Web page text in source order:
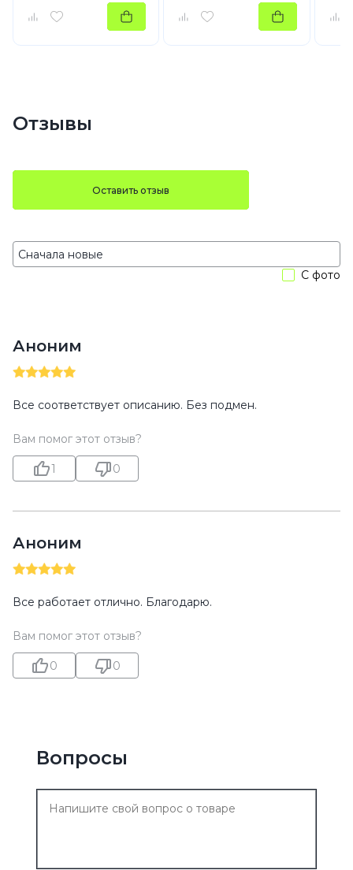
Отзывы
Оставить отзыв
С фото
Аноним
Все соответствует описанию. Без подмен.
Вам помог этот отзыв?
1 0
Аноним
Все работает отлично. Благодарю.
Вам помог этот отзыв?
0 0
Вопросы